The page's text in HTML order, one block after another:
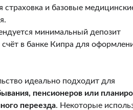
страховка и базовые
минимальный депозит
счёт в банке Кипра для
идеально подходит для
пенсионеров или
переезда. Некоторые